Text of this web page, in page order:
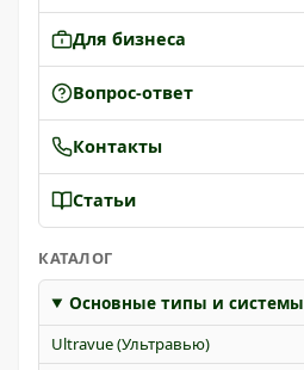
Для бизнеса
Вопрос-ответ
Контакты
Статьи
КАТАЛОГ
Основные типы и системы
Ultravue (Ультравью)